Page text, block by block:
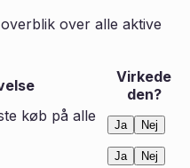
over alle aktive
Virkede
den?
køb på alle
Ja Nej
Ja Nej